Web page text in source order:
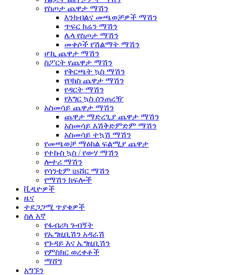
የስጦታ ጨዋታ ማሽን
እንክብልና መጫወቻዎች ማሽን
ጥፍር ክሬን ማሽን
ሌላ የስጦታ ማሽን
መቀሶች የሽልማት ማሽን
ሆኪ ጨዋታ ማሽን
ስፖርት የጨዋታ ማሽን
የቅርጫት ኳስ ማሽን
የቦክስ ጨዋታ ማሽን
የዳርት ማሽን
የእግር ኳስ ሰንጠረዥ
አስመሳይ ጨዋታ ማሽን
ጨዋታ ማድረጊያ ጨዋታ ማሽን
አስመሳይ እሽቅድምድም ማሽን
አስመሳይ ተኳሽ ማሽን
የመጫወቻ ማዕከል ፍልሚያ ጨዋታ
የተኩስ ኳስ / የውሃ ማሽን
ሎተሪ ማሽን
የሳንቲም usሸር ማሽን
የማሽን ክፍሎች
ቪዲዮዎች
ዜና
ተደጋጋሚ ጥያቄዎች
ስለ እኛ
የፋብሪካ ጉብኝት
የኤግዚቢሽን አዳራሽ
የጉዳይ እና ኤግዚቢሽን
የምስክር ወረቀቶች
ማሸግ
አግኙን